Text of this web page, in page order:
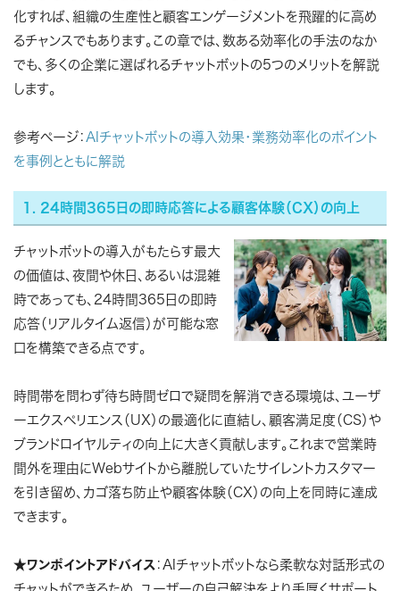
化すれば、組織の生産性と顧客エンゲージメントを飛躍的に高め
るチャンスでもあります。この章では、数ある効率化の手法のなか
でも、多くの企業に選ばれるチャットボットの5つのメリットを解説
します。
参考ページ： AIチャットボットの導入効果・業務効率化のポイント
を事例とともに解説
1. 24時間365日の即時応答による顧客体験（CX）の向上
チャットボットの導入がもたらす最大
の価値は、夜間や休日、あるいは混雑
時であっても、24時間365日の即時
応答（リアルタイム返信）が可能な窓
口を構築できる点です。
時間帯を問わず待ち時間ゼロで疑問を解消できる環境は、ユーザ
ーエクスペリエンス（UX）の最適化に直結し、顧客満足度（CS）や
ブランドロイヤルティの向上に大きく貢献します。これまで営業時
間外を理由にWebサイトから離脱していたサイレントカスタマー
を引き留め、カゴ落ち防止や顧客体験（CX）の向上を同時に達成
できます。
★ワンポイントアドバイス ：AIチャットボットなら柔軟な対話形式の